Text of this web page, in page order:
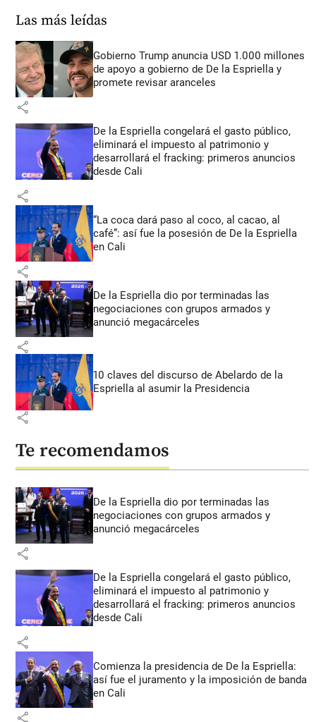
Las más leídas
Gobierno Trump anuncia USD 1.000 millones
de apoyo a gobierno de De la Espriella y
promete revisar aranceles
share
De la Espriella congelará el gasto público,
eliminará el impuesto al patrimonio y
desarrollará el fracking: primeros anuncios
desde Cali
share
“La coca dará paso al coco, al cacao, al
café”: así fue la posesión de De la Espriella
en Cali
share
De la Espriella dio por terminadas las
negociaciones con grupos armados y
anunció megacárceles
share
10 claves del discurso de Abelardo de la
Espriella al asumir la Presidencia
share
Te recomendamos
De la Espriella dio por terminadas las
negociaciones con grupos armados y
anunció megacárceles
share
De la Espriella congelará el gasto público,
eliminará el impuesto al patrimonio y
desarrollará el fracking: primeros anuncios
desde Cali
share
Comienza la presidencia de De la Espriella:
así fue el juramento y la imposición de banda
en Cali
share